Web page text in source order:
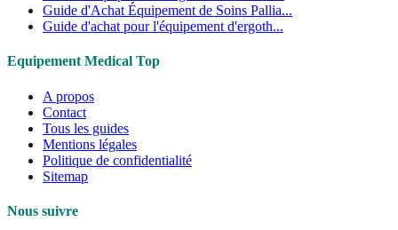
Guide d'Achat Équipement de Soins Pallia...
Guide d'achat pour l'équipement d'ergoth...
Equipement Medical Top
A propos
Contact
Tous les guides
Mentions légales
Politique de confidentialité
Sitemap
Nous suivre